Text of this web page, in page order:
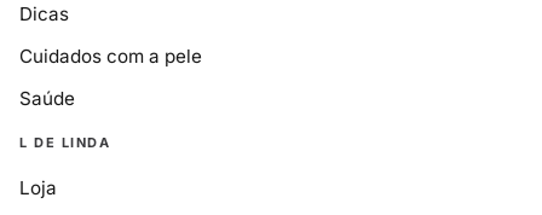
Dicas
Cuidados com a pele
Saúde
L DE LINDA
Loja